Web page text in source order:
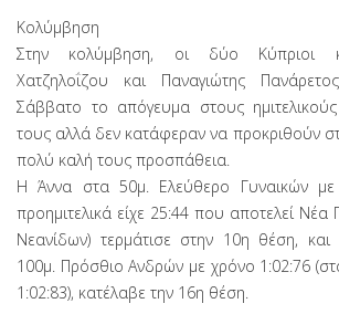
Κολύμβηση
Στην κολύμβηση, οι δύο Κύπριοι
Χατζηλοΐζου και Παναγιώτης
Σάββατο το απόγευμα στους
τους αλλά δεν κατάφεραν να προκριθούν
πολύ καλή τους προσπάθεια.
Η Άννα στα 50μ. Ελεύθερο Γυναικών
προημιτελικά είχε 25:44 που αποτελεί Νέα
Νεανίδων) τερμάτισε στην 10η θέση,
100μ. Πρόσθιο Ανδρών με χρόνο 1:02:76
1:02:83), κατέλαβε την 16η θέση.